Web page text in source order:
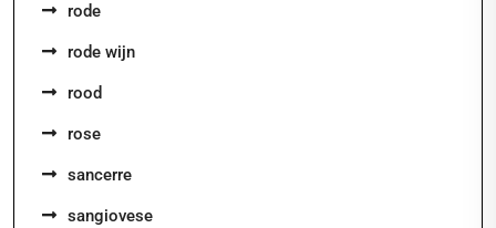
rode
rode wijn
rood
rose
sancerre
sangiovese